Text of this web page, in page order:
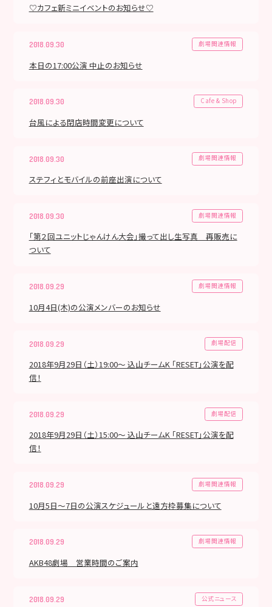
♡カフェ新ミニイベントのお知らせ♡
2018.09.30 劇場関連情報
本日の17:00公演 中止のお知らせ
2018.09.30 Cafe & Shop
台風による閉店時間変更について
2018.09.30 劇場関連情報
ステフィとモバイルの前座出演について
2018.09.30 劇場関連情報
「第２回ユニットじゃんけん大会」撮って出し生写真 再販売に
ついて
2018.09.29 劇場関連情報
10月4日(木)の公演メンバーのお知らせ
2018.09.29 劇場配信
2018年9月29日（土）19:00～ 込山チームK 「RESET」公演を配
信！
2018.09.29 劇場配信
2018年9月29日（土）15:00～ 込山チームK 「RESET」公演を配
信！
2018.09.29 劇場関連情報
10月5日～7日の公演スケジュールと遠方枠募集について
2018.09.29 劇場関連情報
AKB48劇場 営業時間のご案内
2018.09.29 公式ニュース